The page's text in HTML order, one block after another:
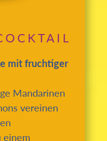
mit fruchtiger
Mandarinen
vereinen
einem